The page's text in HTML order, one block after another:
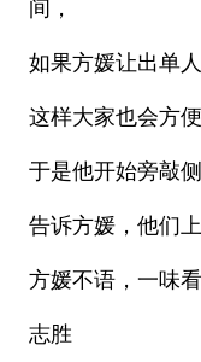
间，
如果方媛让出单
这样大家也会方
于是他开始旁敲侧
告诉方媛，他们
方媛不语，一味
志胜